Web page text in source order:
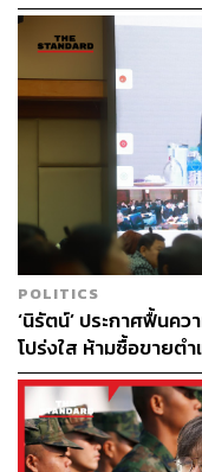
เคท เปิดใจ ‘การกลับเ
นี้’
เคท ครั้งพิบูลย์ เปิดใ
และอยากขอบคุณศาล
ตรงมา โดยเฉพาะค
ปัญญาชนทั้งหมดมาร
ในครั้งนี้”
POLITICS
‘นิรัตน์’ ประกาศฟื้นค
โปร่งใส ห้ามซื้อขายต
ประโยชน์